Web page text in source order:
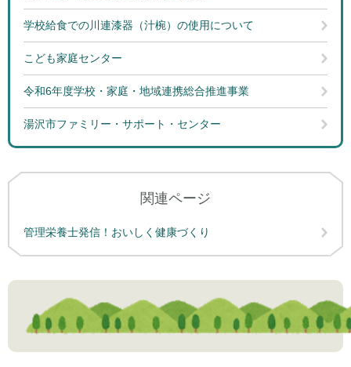
学校給食での川連漆器（汁椀）の使用について
こども家庭センター
令和6年度学校・家庭・地域連携総合推進事業
湯沢市ファミリー・サポート・センター
関連ページ
管理栄養士発信！おいしく健康づくり